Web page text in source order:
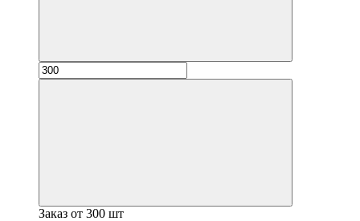
Заказ от 300 шт